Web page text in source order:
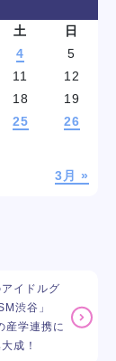
土 日
3月 »
4
5
11
12
18
19
25
26
イドルグ
渋谷」
産学連携に
成！